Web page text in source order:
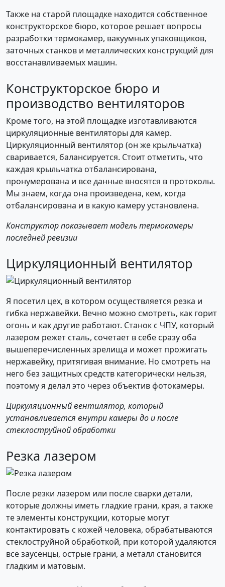
Также на старой площадке находится собственное
конструкторское бюро, которое решает вопросы
разработки термокамер, вакуумных упаковщиков,
заточных станков и металлических конструкций для
восстанавливаемых машин.
Конструкторское бюро и
производство вентиляторов
Кроме того, на этой площадке изготавливаются
циркуляционные вентиляторы для камер.
Циркуляционный вентилятор (он же крыльчатка)
сваривается, балансируется. Стоит отметить, что
каждая крыльчатка отбалансирована,
пронумерована и все данные вносятся в протоколы.
Мы знаем, когда она произведена, кем, когда
отбалансирована и в какую камеру установлена.
Конструктор показывает модель термокамеры
последней ревизии
Циркуляционный вентилятор
Я посетил цех, в котором осуществляется резка и
гибка нержавейки. Вечно можно смотреть, как горит
огонь и как другие работают. Станок с ЧПУ, который
лазером режет сталь, сочетает в себе сразу оба
вышеперечисленных зрелища и может прожигать
нержавейку, притягивая внимание. Но смотреть на
него без защитных средств категорически нельзя,
поэтому я делал это через объектив фотокамеры.
Циркуляционный вентилятор, который
устанавливается внутри камеры до и после
стеклоструйной обработки
Резка лазером
После резки лазером или после сварки детали,
которые должны иметь гладкие грани, края, а также
те элементы конструкции, которые могут
контактировать с кожей человека, обрабатываются
стеклоструйной обработкой, при которой удаляются
все заусенцы, острые грани, а металл становится
гладким и матовым.